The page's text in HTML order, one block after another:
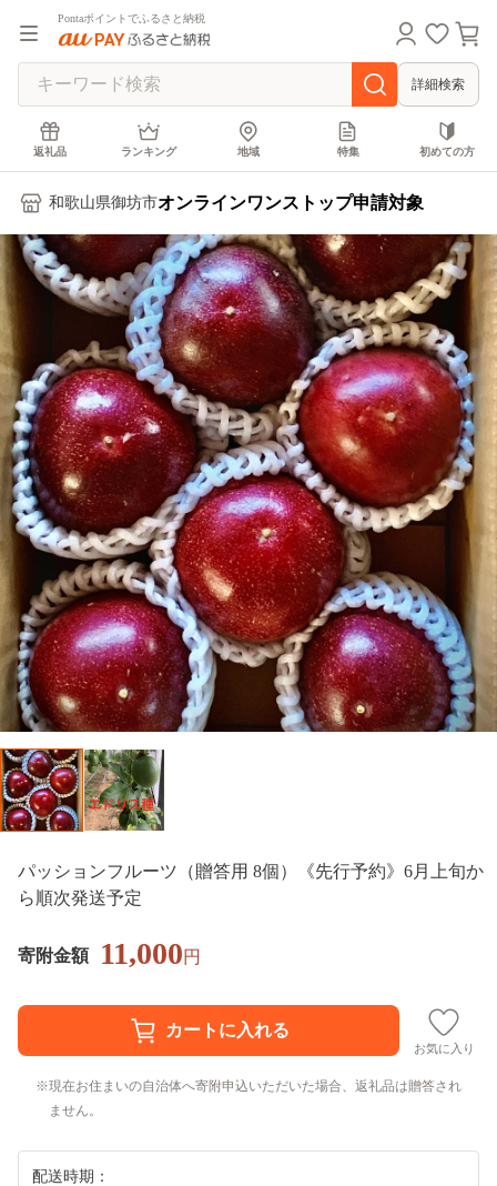
Pontaポイントでふるさと納税
詳細検索
返礼品 ランキング 地域 特集 初めての方
和歌山県御坊市オンラインワンストップ申請対象
パッションフルーツ（贈答用 8個）《先行予約》6月上旬か
ら順次発送予定
寄附金額 11,000円
お気に入り
現在お住まいの自治体へ寄附申込いただいた場合、返礼品は贈答され
ません。
配送時期：